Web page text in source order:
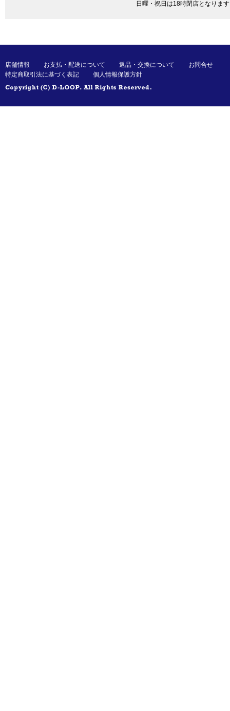
日曜・祝日は18時閉店となりま
店舗情報 お支払・配送について 返品・交換について
お問合せ
特定商取引法に基づく表記
個人情報保護方針